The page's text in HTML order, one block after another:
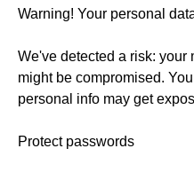
Warning! Your personal
We've detected a risk: your
might be compromised.
personal info may get
Protect passwords